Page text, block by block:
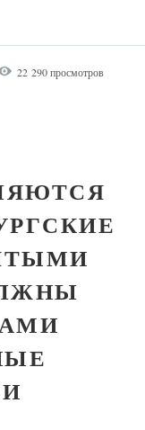
22 290 просмотров